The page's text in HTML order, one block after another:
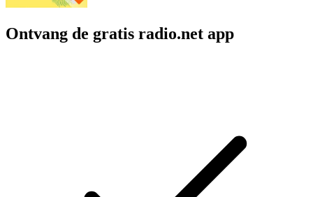
Ontvang de gratis radio.net app